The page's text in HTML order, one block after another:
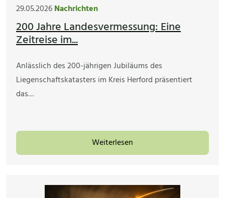
29.05.2026Nachrichten
200 Jahre Landesvermessung: Eine
Zeitreise im...
Anlässlich des 200-jährigen Jubiläums des
Liegenschaftskatasters im Kreis Herford präsentiert
das…
Weiterlesen